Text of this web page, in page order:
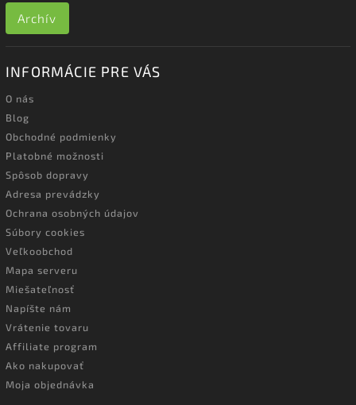
Archív
INFORMÁCIE PRE VÁS
O nás
Blog
Obchodné podmienky
Platobné možnosti
Spôsob dopravy
Adresa prevádzky
Ochrana osobných údajov
Súbory cookies
Veľkoobchod
Mapa serveru
Miešateľnosť
Napíšte nám
Vrátenie tovaru
Affiliate program
Ako nakupovať
Moja objednávka